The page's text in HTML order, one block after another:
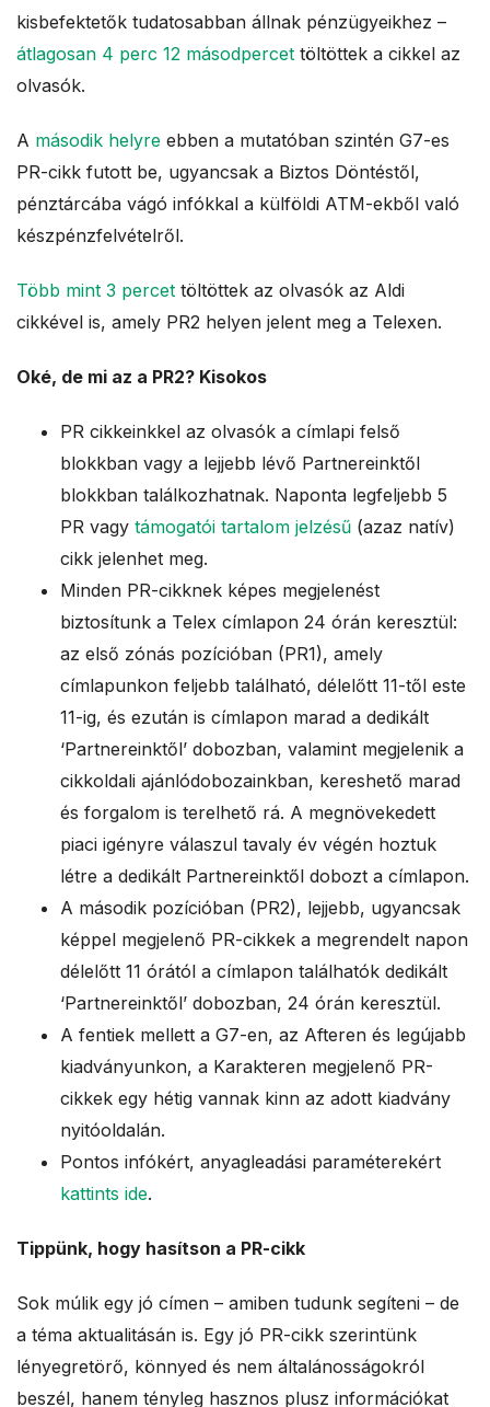
kisbefektetők tudatosabban állnak pénzügyeikhez –
átlagosan 4 perc 12 másodpercet töltöttek a cikkel az
olvasók.
A második helyre ebben a mutatóban szintén G7-es
PR-cikk futott be, ugyancsak a Biztos Döntéstől,
pénztárcába vágó infókkal a külföldi ATM-ekből való
készpénzfelvételről.
Több mint 3 percet töltöttek az olvasók az Aldi
cikkével is, amely PR2 helyen jelent meg a Telexen.
Oké, de mi az a PR2? Kisokos
PR cikkeinkkel az olvasók a címlapi felső
blokkban vagy a lejjebb lévő Partnereinktől
blokkban találkozhatnak. Naponta legfeljebb 5
PR vagy támogatói tartalom jelzésű (azaz natív)
cikk jelenhet meg.
Minden PR-cikknek képes megjelenést
biztosítunk a Telex címlapon 24 órán keresztül:
az első zónás pozícióban (PR1), amely
címlapunkon feljebb található, délelőtt 11-től este
11-ig, és ezután is címlapon marad a dedikált
‘Partnereinktőlʼ dobozban, valamint megjelenik a
cikkoldali ajánlódobozainkban, kereshető marad
és forgalom is terelhető rá. A megnövekedett
piaci igényre válaszul tavaly év végén hoztuk
létre a dedikált Partnereinktől dobozt a címlapon.
A második pozícióban (PR2), lejjebb, ugyancsak
képpel megjelenő PR-cikkek a megrendelt napon
délelőtt 11 órától a címlapon találhatók dedikált
‘Partnereinktőlʼ dobozban, 24 órán keresztül.
A fentiek mellett a G7-en, az Afteren és legújabb
kiadványunkon, a Karakteren megjelenő PR-
cikkek egy hétig vannak kinn az adott kiadvány
nyitóoldalán.
Pontos infókért, anyagleadási paraméterekért
kattints ide.
Tippünk, hogy hasítson a PR-cikk
Sok múlik egy jó címen – amiben tudunk segíteni – de
a téma aktualitásán is. Egy jó PR-cikk szerintünk
lényegretörő, könnyed és nem általánosságokról
beszél, hanem tényleg hasznos plusz információkat